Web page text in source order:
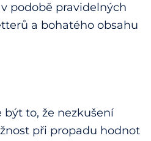
podobě pravidelných
a bohatého obsahu
být to, že nezkušení
při propadu hodnot